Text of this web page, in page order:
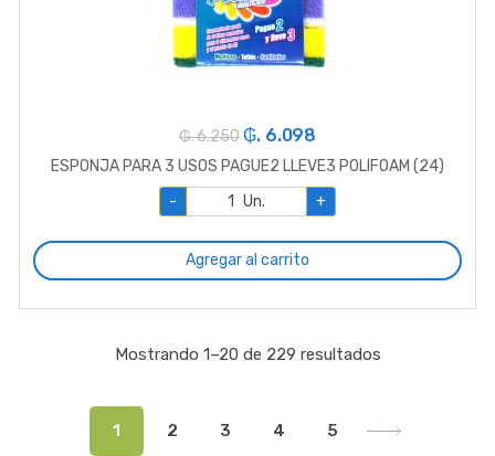
₲. 6.250 ₲. 6.098
ESPONJA PARA 3 USOS PAGUE2 LLEVE3 POLIFOAM (24)
-
Un. +
Agregar al carrito
Mostrando 1–20 de 229 resultados
1 2 3 4 5